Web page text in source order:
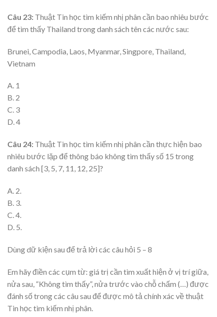
Câu 23: Thuật Tin học tìm kiếm nhị phân cần bao nhiêu bước
để tìm thấy Thailand trong danh sách tên các nước sau:
Brunei, Campodia, Laos, Myanmar, Singpore, Thailand,
Vietnam
A. 1
B. 2
C. 3
D. 4
Câu 24: Thuật Tin học tìm kiếm nhị phân cần thực hiện bao
nhiêu bước lặp để thông báo không tìm thấy số 15 trong
danh sách [3, 5, 7, 11, 12, 25]?
A. 2.
B. 3.
C. 4.
D. 5.
Dùng dữ kiện sau để trả lời các câu hỏi 5 – 8
Em hãy điền các cụm từ: giá trị cần tìm xuất hiện ở vị trí giữa,
nửa sau, “Không tìm thấy”, nửa trước vào chỗ chấm (…) được
đánh số trong các câu sau để được mô tả chính xác về thuật
Tin học tìm kiếm nhị phân.